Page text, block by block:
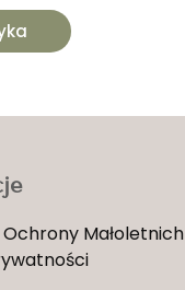
Małoletnich